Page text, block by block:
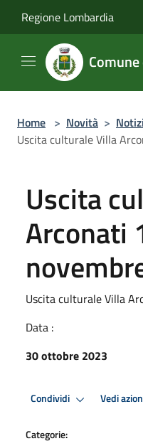
Regione Lombardia
Home > Novità >
Uscita culturale Villa
Uscita
Arconati
Uscita culturale Villa
Data :
30 ottobre 2023
Condividi Vedi
Categorie: